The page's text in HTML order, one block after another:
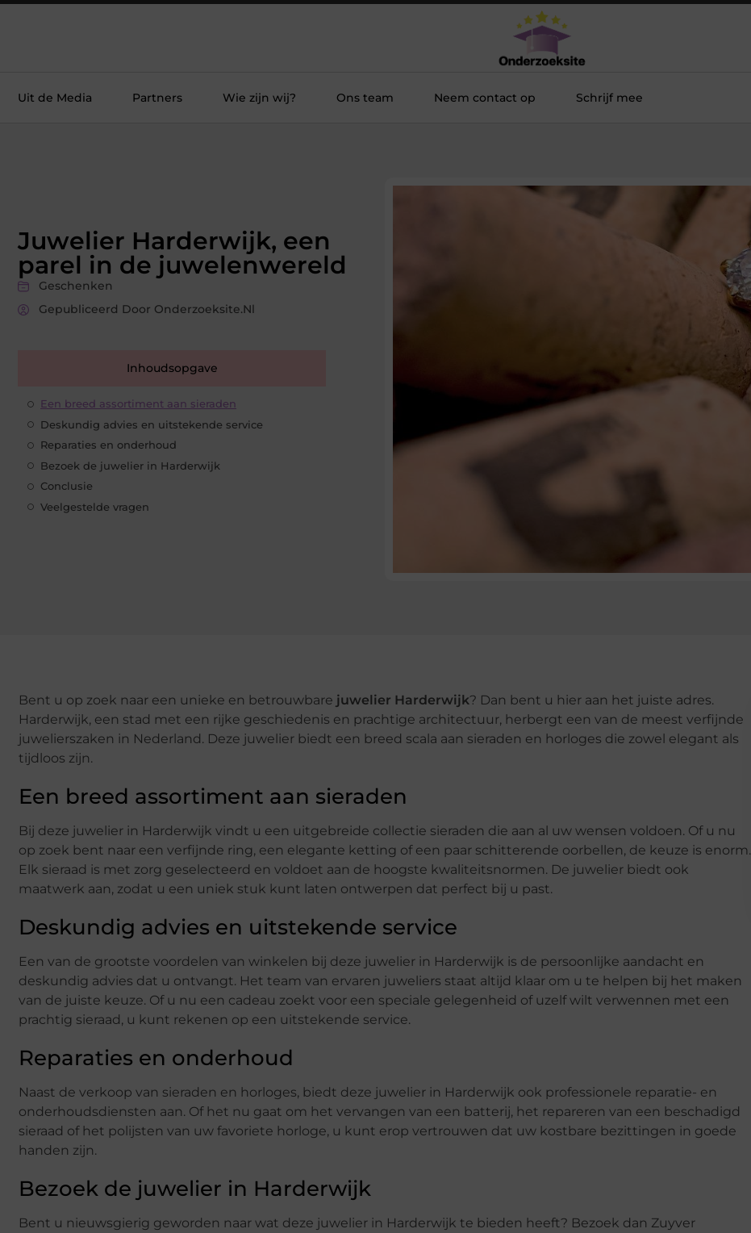
Uit de Media Partners Wie zijn wij? Ons team Neem contact op Schrijf mee
Juwelier Harderwijk, een
parel in de juwelenwereld
Geschenken
Gepubliceerd Door Onderzoeksite.nl
Inhoudsopgave
Een breed assortiment aan sieraden
Deskundig advies en uitstekende service
Reparaties en onderhoud
Bezoek de juwelier in Harderwijk
Conclusie
Veelgestelde vragen
Bent u op zoek naar een unieke en betrouwbare juwelier Harderwijk? Dan bent u hier aan het juiste adres.
Harderwijk, een stad met een rijke geschiedenis en prachtige architectuur, herbergt een van de meest verfijnde
juwelierszaken in Nederland. Deze juwelier biedt een breed scala aan sieraden en horloges die zowel elegant als
tijdloos zijn.
Een breed assortiment aan sieraden
Bij deze juwelier in Harderwijk vindt u een uitgebreide collectie sieraden die aan al uw wensen voldoen. Of u nu
op zoek bent naar een verfijnde ring, een elegante ketting of een paar schitterende oorbellen, de keuze is enorm.
Elk sieraad is met zorg geselecteerd en voldoet aan de hoogste kwaliteitsnormen. De juwelier biedt ook
maatwerk aan, zodat u een uniek stuk kunt laten ontwerpen dat perfect bij u past.
Deskundig advies en uitstekende service
Een van de grootste voordelen van winkelen bij deze juwelier in Harderwijk is de persoonlijke aandacht en
deskundig advies dat u ontvangt. Het team van ervaren juweliers staat altijd klaar om u te helpen bij het maken
van de juiste keuze. Of u nu een cadeau zoekt voor een speciale gelegenheid of uzelf wilt verwennen met een
prachtig sieraad, u kunt rekenen op een uitstekende service.
Reparaties en onderhoud
Naast de verkoop van sieraden en horloges, biedt deze juwelier in Harderwijk ook professionele reparatie- en
onderhoudsdiensten aan. Of het nu gaat om het vervangen van een batterij, het repareren van een beschadigd
sieraad of het polijsten van uw favoriete horloge, u kunt erop vertrouwen dat uw kostbare bezittingen in goede
handen zijn.
Bezoek de juwelier in Harderwijk
Bent u nieuwsgierig geworden naar wat deze juwelier in Harderwijk te bieden heeft? Bezoek dan Zuyver